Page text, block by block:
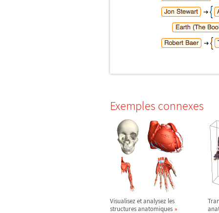
Exemples connexes
Visualisez et analysez les
structures anatomiques